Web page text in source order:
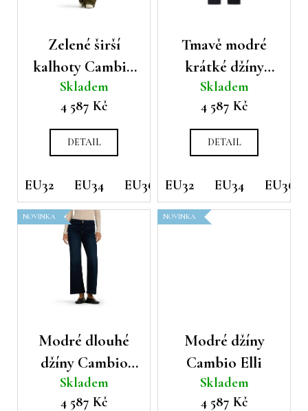
Zelené širší
kalhoty Cambio
Amelie
Skladem
4 587 Kč
DETAIL
EU32 EU34 EU36 EU38 EU40 EU42
Tmavě modré
krátké džíny
Cambio Piper
Skladem
4 587 Kč
DETAIL
EU32 EU34 EU36
NOVINKA
Modré dlouhé
džíny Cambio
Tessa
Skladem
4 587 Kč
NOVINKA
Modré džíny
Cambio Elli
Skladem
4 587 Kč
D